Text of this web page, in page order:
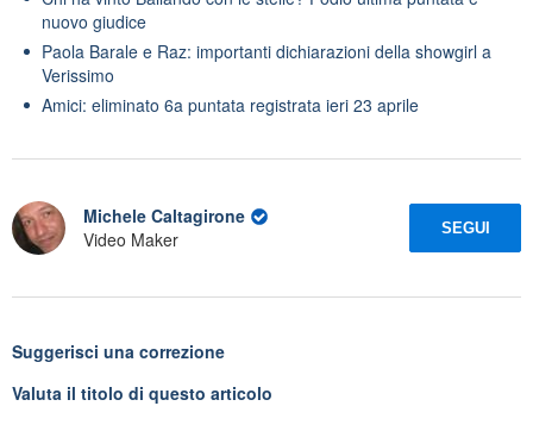
nuovo giudice
Paola Barale e Raz: importanti dichiarazioni della showgirl a
Verissimo
Amici: eliminato 6a puntata registrata ieri 23 aprile
Michele Caltagirone
Video Maker
SEGUI
Suggerisci una correzione
Valuta il titolo di questo articolo